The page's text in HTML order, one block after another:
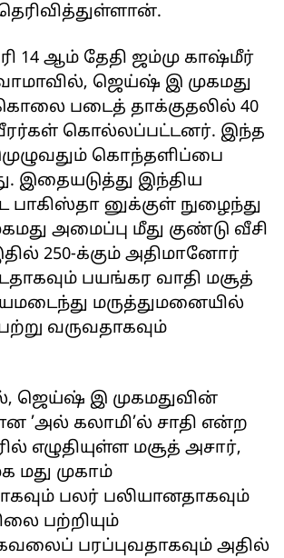
14 ஆம் தேதி ஜம்மு காஷ்மீர்
ஜெய்ஷ் இ முகமது
படைத் தாக்குதலில் 40
வீரர்கள் கொல்லப்பட்டனர். இந்த
கொந்தளிப்பை
இதையடுத்து இந்திய
னுக்குள் நுழைந்து
அமைப்பு மீது குண்டு வீசி
250-க்கும் அதிமானோர்
பயங்கர வாதி மசூத்
மருத்துமனையில்
வருவதாகவும்
ஜெய்ஷ் இ முகமதுவின்
’அல் கலாமி’ல் சாதி என்ற
எழுதியுள்ள மசூத் அசார்,
மது முகாம்
பலர் பலியானதாகவும்
பற்றியும்
பரப்புவதாகவும் அதில்